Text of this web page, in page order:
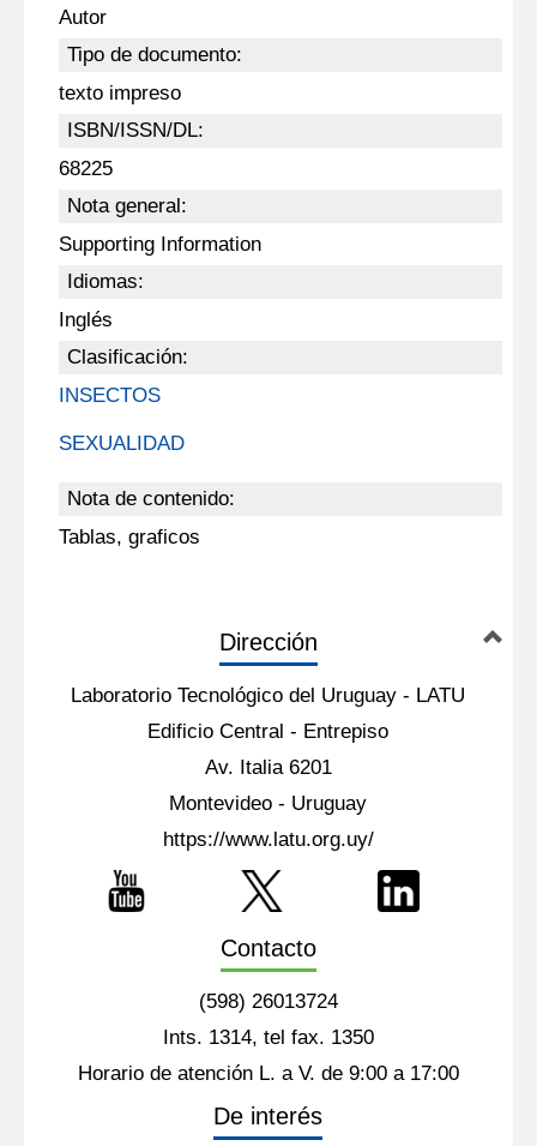
Autor
Tipo de documento:
texto impreso
ISBN/ISSN/DL:
68225
Nota general:
Supporting Information
Idiomas:
Inglés
Clasificación:
INSECTOS
SEXUALIDAD
Nota de contenido:
Tablas, graficos
Dirección
Laboratorio Tecnológico del Uruguay - LATU
Edificio Central - Entrepiso
Av. Italia 6201
Montevideo - Uruguay
https://www.latu.org.uy/
Contacto
(598) 26013724
Ints. 1314, tel fax. 1350
Horario de atención L. a V. de 9:00 a 17:00
De interés